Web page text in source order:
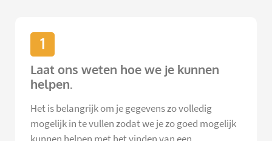
1
Laat ons weten hoe we je kunnen
helpen.
Het is belangrijk om je gegevens zo volledig
mogelijk in te vullen zodat we je zo goed mogelijk